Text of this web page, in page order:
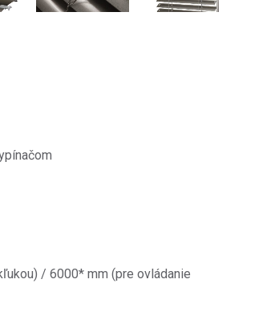
/ 6000* mm (pre ovládanie